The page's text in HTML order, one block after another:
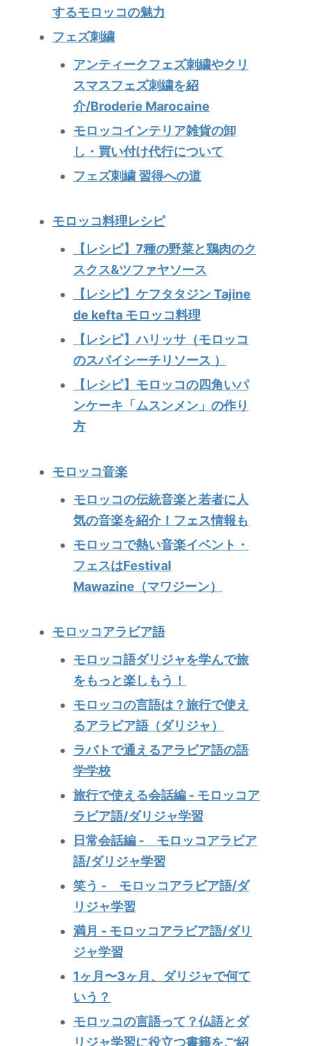
するモロッコの魅力
フェズ刺繍
アンティークフェズ刺繍やクリ
スマスフェズ刺繍を紹
介/Broderie Marocaine
モロッコインテリア雑貨の卸
し・買い付け代行について
フェズ刺繍 習得への道
モロッコ料理レシピ
【レシピ】7種の野菜と鶏肉のク
スクス&ツファヤソース
【レシピ】ケフタタジン Tajine
de kefta モロッコ料理
【レシピ】ハリッサ（モロッコ
のスパイシーチリソース ）
【レシピ】モロッコの四角いパ
ンケーキ「ムスンメン」の作り
方
モロッコ音楽
モロッコの伝統音楽と若者に人
気の音楽を紹介！フェス情報も
モロッコで熱い音楽イベント・
フェスはFestival
Mawazine（マワジーン）
モロッコアラビア語
モロッコ語ダリジャを学んで旅
をもっと楽しもう！
モロッコの言語は？旅行で使え
るアラビア語（ダリジャ）
ラバトで通えるアラビア語の語
学学校
旅行で使える会話編 - モロッコア
ラビア語/ダリジャ学習
日常会話編 - モロッコアラビア
語/ダリジャ学習
笑う - モロッコアラビア語/ダ
リジャ学習
満月 - モロッコアラビア語/ダリ
ジャ学習
1ヶ月〜3ヶ月、ダリジャで何て
いう？
モロッコの言語って？仏語とダ
リジャ学習に役立つ書籍をご紹